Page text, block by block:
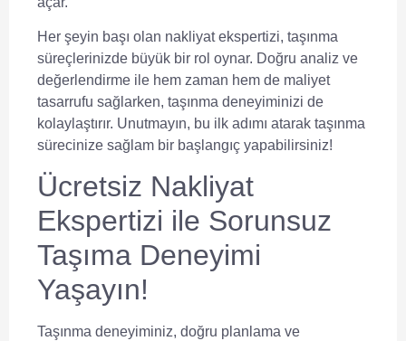
Her şeyin başı olan nakliyat ekspertizi, taşınma
süreçlerinizde büyük bir rol oynar. Doğru analiz ve
değerlendirme ile hem zaman hem de maliyet
tasarrufu sağlarken, taşınma deneyiminizi de
kolaylaştırır. Unutmayın, bu ilk adımı atarak taşınma
sürecinize sağlam bir başlangıç yapabilirsiniz!
Ücretsiz Nakliyat
Ekspertizi ile Sorunsuz
Taşıma Deneyimi
Yaşayın!
Taşınma deneyiminiz, doğru planlama ve